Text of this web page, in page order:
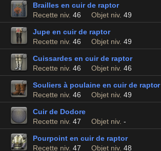
Brailles en cuir de raptor
Recette niv. 46 Objet niv. 49
Jupe en cuir de raptor
Recette niv. 46 Objet niv. 49
Cuissardes en cuir de raptor
Recette niv. 46 Objet niv. 46
Souliers à poulaine en cuir de raptor
Recette niv. 46 Objet niv. 49
Cuir de Dodore
Recette niv. 47 Objet niv. -
Pourpoint en cuir de raptor
Recette niv. 47 Objet niv. 48